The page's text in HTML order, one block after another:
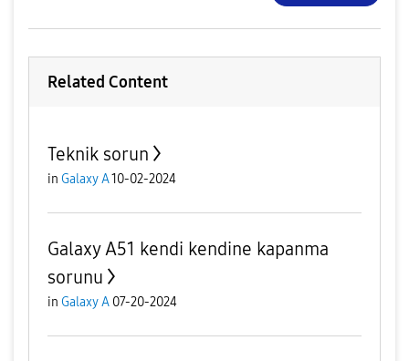
Related Content
Teknik sorun
in Galaxy A10-02-2024
Galaxy A51 kendi kendine kapanma
sorunu
in Galaxy A 07-20-2024